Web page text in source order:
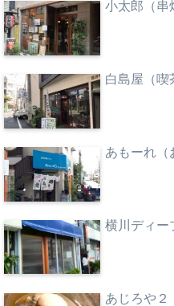
小太郎（串
白島屋（喫
あもーれ（
横川ディー
あじろや２